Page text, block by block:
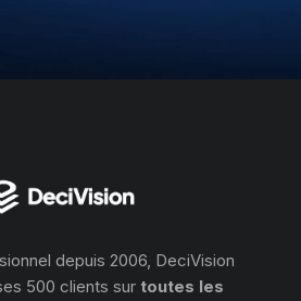
depuis 2006, DeciVision
500 clients sur toutes les